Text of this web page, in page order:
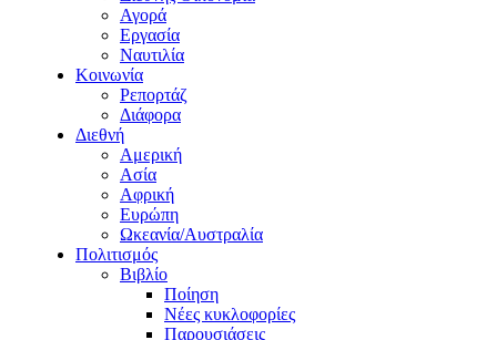
Αγορά
Εργασία
Ναυτιλία
Κοινωνία
Ρεπορτάζ
Διάφορα
Διεθνή
Αμερική
Ασία
Αφρική
Ευρώπη
Ωκεανία/Αυστραλία
Πολιτισμός
Βιβλίο
Ποίηση
Νέες κυκλοφορίες
Παρουσιάσεις